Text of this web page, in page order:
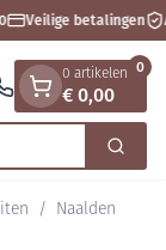
Veilige betalingen
Zoek
0 artikelen
€ 0,00
0
/ Naalden